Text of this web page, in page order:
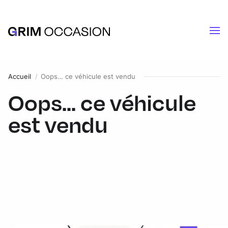
Accueil Oops… ce véhicule est vendu
Oops... ce véhicule
est vendu